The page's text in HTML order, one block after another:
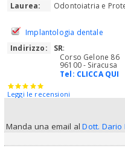
Laurea: Odontoiatria e
Implantologia dentale
Indirizzo:
SR:
Corso Gelone 86
96100 - Siracusa
Tel: CLICCA QUI
Leggi le recensioni
Manda una email alDott. Dario